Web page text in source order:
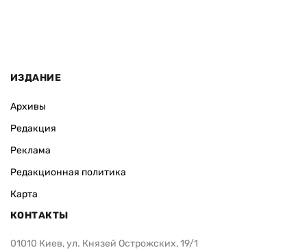
ИЗДАНИЕ
Архивы
Редакция
Реклама
Редакционная политика
Карта
КОНТАКТЫ
01010 Киев, ул. Князей Острожских, 19/1